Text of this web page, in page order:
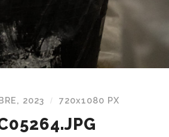
2023 / 720x1080 PX